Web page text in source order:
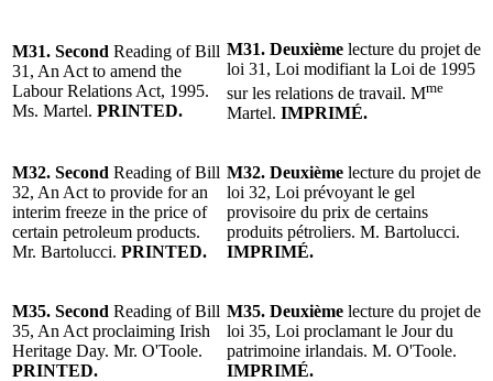
M31. Second Reading of Bill
31, An Act to amend the
Labour Relations Act, 1995.
Ms. Martel. PRINTED.
M31. Deuxième lecture du projet de
loi 31, Loi modifiant la Loi de 1995
sur les relations de travail. Mme
Martel. IMPRIMÉ.
M32. Second Reading of Bill
32, An Act to provide for an
interim freeze in the price of
certain petroleum products.
Mr. Bartolucci. PRINTED.
M32. Deuxième lecture du projet de
loi 32, Loi prévoyant le gel
provisoire du prix de certains
produits pétroliers. M. Bartolucci.
IMPRIMÉ.
M35. Second Reading of Bill
35, An Act proclaiming Irish
Heritage Day. Mr. O'Toole.
PRINTED.
M35. Deuxième lecture du projet de
loi 35, Loi proclamant le Jour du
patrimoine irlandais. M. O'Toole.
IMPRIMÉ.